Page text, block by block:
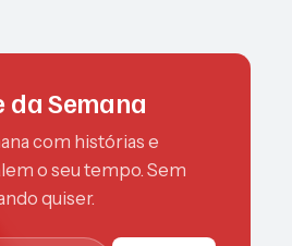
da Semana
com histórias e
o seu tempo. Sem
quiser.